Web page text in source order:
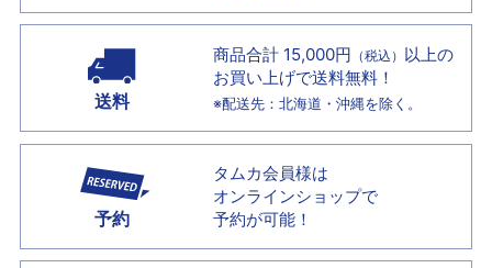
送料
商品合計 15,000円 （税込） 以上の
お買い上げで送料無料！
※配送先：北海道・沖縄を除く。
予約
タムカ会員様は
オンラインショップで
予約が可能！